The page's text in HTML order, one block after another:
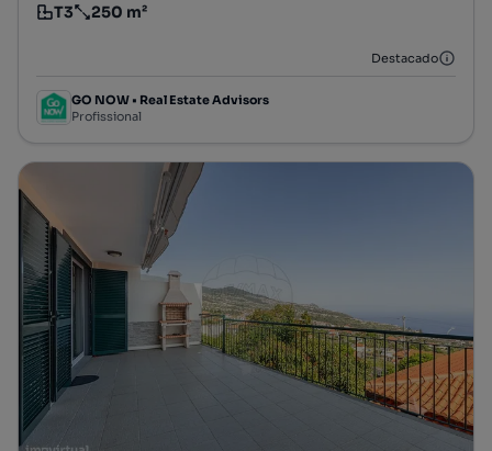
Tipologia
T3
Preço por metro quadrado
250 m²
Destacado
GO NOW • Real Estate Advisors
Profissional